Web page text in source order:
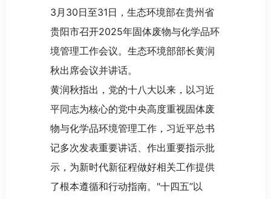
3月30日至31日，生态环境部在贵州省
贵阳市召开2025年固体废物与化学品环
境管理工作会议。生态环境部部长黄润
秋出席会议并讲话。
黄润秋指出，党的十八大以来，以习近
平同志为核心的党中央高度重视固体废
物与化学品环境管理工作，习近平总书
记多次发表重要讲话、作出重要指示批
示，为新时代新征程做好相关工作提供
了根本遵循和行动指南。"十四五”以